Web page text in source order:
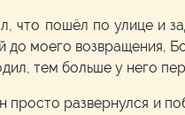
что пошёл по улице и
до моего возвращения,
тем больше у него
просто развернулся и